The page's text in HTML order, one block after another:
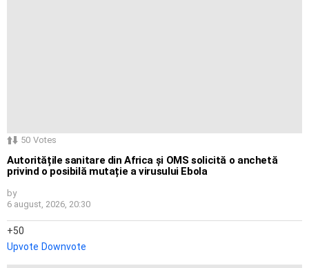
50 Votes
Autoritățile sanitare din Africa și OMS solicită o anchetă
privind o posibilă mutație a virusului Ebola
by
6 august, 2026, 20:30
50
Upvote Downvote